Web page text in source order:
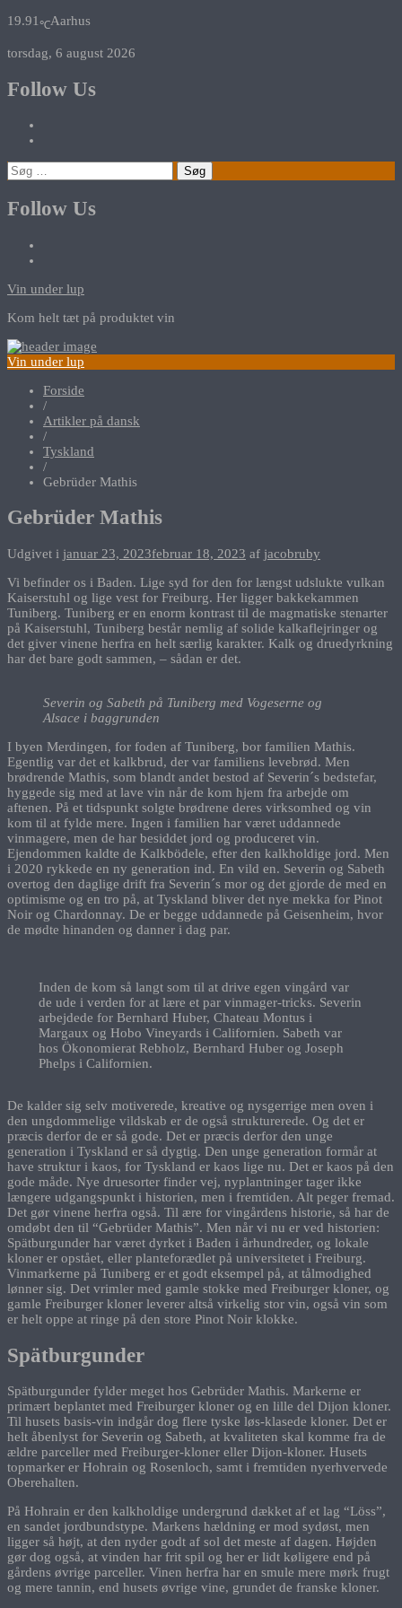
19.91 ℃Aarhus
torsdag, 6 august 2026
Follow Us
Søg
efter:
Follow Us
Vin under lup
Kom helt tæt på produktet vin
Vin under lup
Forside
/
Artikler på dansk
/
Tyskland
/
Gebrüder Mathis
Gebrüder Mathis
Udgivet i januar 23, 2023februar 18, 2023 af jacobruby
Vi befinder os i Baden. Lige syd for den for længst udslukte vulkan
Kaiserstuhl og lige vest for Freiburg. Her ligger bakkekammen
Tuniberg. Tuniberg er en enorm kontrast til de magmatiske stenarter
på Kaiserstuhl, Tuniberg består nemlig af solide kalkaflejringer og
det giver vinene herfra en helt særlig karakter. Kalk og druedyrkning
har det bare godt sammen, – sådan er det.
Severin og Sabeth på Tuniberg med Vogeserne og
Alsace i baggrunden
I byen Merdingen, for foden af Tuniberg, bor familien Mathis.
Egentlig var det et kalkbrud, der var familiens levebrød. Men
brødrende Mathis, som blandt andet bestod af Severin´s bedstefar,
hyggede sig med at lave vin når de kom hjem fra arbejde om
aftenen. På et tidspunkt solgte brødrene deres virksomhed og vin
kom til at fylde mere. Ingen i familien har været uddannede
vinmagere, men de har besiddet jord og produceret vin.
Ejendommen kaldte de Kalkbödele, efter den kalkholdige jord. Men
i 2020 rykkede en ny generation ind. En vild en. Severin og Sabeth
overtog den daglige drift fra Severin´s mor og det gjorde de med en
optimisme og en tro på, at Tyskland bliver det nye mekka for Pinot
Noir og Chardonnay. De er begge uddannede på Geisenheim, hvor
de mødte hinanden og danner i dag par.
Inden de kom så langt som til at drive egen vingård var
de ude i verden for at lære et par vinmager-tricks. Severin
arbejdede for Bernhard Huber, Chateau Montus i
Margaux og Hobo Vineyards i Californien. Sabeth var
hos Ökonomierat Rebholz, Bernhard Huber og Joseph
Phelps i Californien.
De kalder sig selv motiverede, kreative og nysgerrige men oven i
den ungdommelige vildskab er de også strukturerede. Og det er
præcis derfor de er så gode. Det er præcis derfor den unge
generation i Tyskland er så dygtig. Den unge generation formår at
have struktur i kaos, for Tyskland er kaos lige nu. Det er kaos på den
gode måde. Nye druesorter finder vej, nyplantninger tager ikke
længere udgangspunkt i historien, men i fremtiden. Alt peger fremad.
Det gør vinene herfra også. Til ære for vingårdens historie, så har de
omdøbt den til “Gebrüder Mathis”. Men når vi nu er ved historien:
Spätburgunder har været dyrket i Baden i århundreder, og lokale
kloner er opstået, eller planteforædlet på universitetet i Freiburg.
Vinmarkerne på Tuniberg er et godt eksempel på, at tålmodighed
lønner sig. Det vrimler med gamle stokke med Freiburger kloner, og
gamle Freiburger kloner leverer altså virkelig stor vin, også vin som
er helt oppe at ringe på den store Pinot Noir klokke.
Spätburgunder
Spätburgunder fylder meget hos Gebrüder Mathis. Markerne er
primært beplantet med Freiburger kloner og en lille del Dijon kloner.
Til husets basis-vin indgår dog flere tyske løs-klasede kloner. Det er
helt åbenlyst for Severin og Sabeth, at kvaliteten skal komme fra de
ældre parceller med Freiburger-kloner eller Dijon-kloner. Husets
topmarker er Hohrain og Rosenloch, samt i fremtiden nyerhvervede
Oberehalten.
På Hohrain er den kalkholdige undergrund dækket af et lag “Löss”,
en sandet jordbundstype. Markens hældning er mod sydøst, men
ligger så højt, at den nyder godt af sol det meste af dagen. Højden
gør dog også, at vinden har frit spil og her er lidt køligere end på
gårdens øvrige parceller. Vinen herfra har en smule mere mørk frugt
og mere tannin, end husets øvrige vine, grundet de franske kloner.